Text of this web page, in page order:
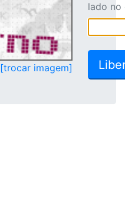
[trocar imagem]
lado no